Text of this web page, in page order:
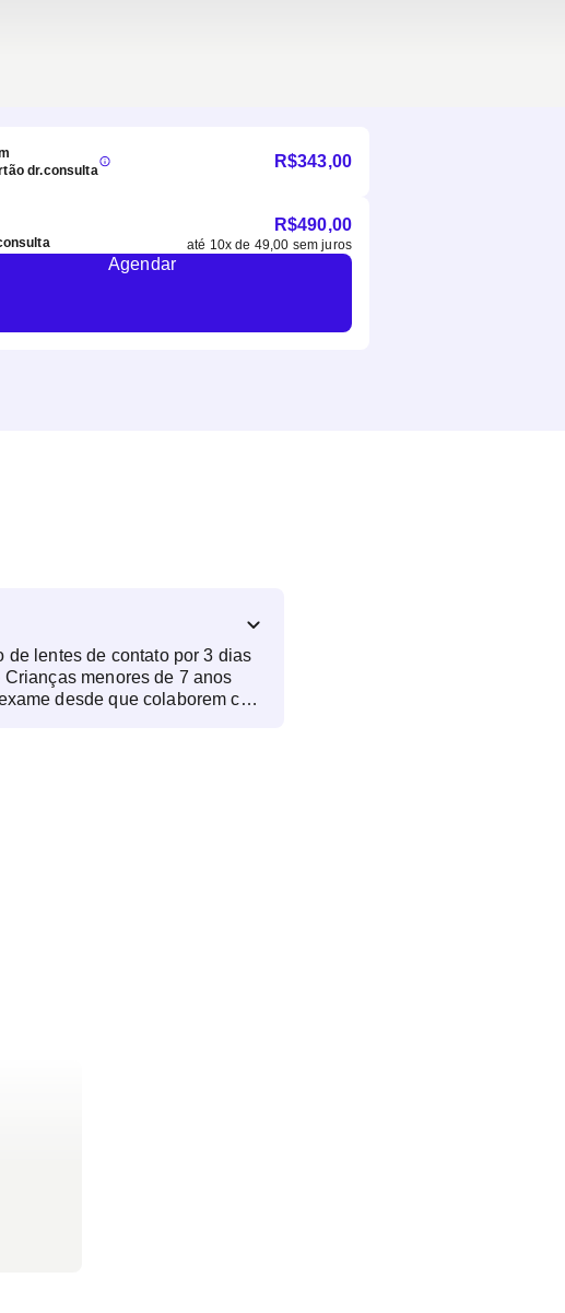
dr.consulta
R$343,00
R$490,00
até 10x de 49,00 sem juros
Agendar
de lentes de contato por 3 dias
menores de 7 anos
desde que colaborem com